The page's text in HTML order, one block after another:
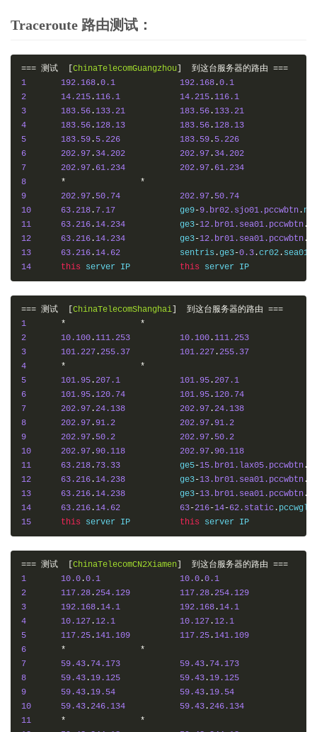
Traceroute 路由测试：
=== 测试 ChinaTelecomGuangzhou 到这台服务器的路由 ===
1
192.168 .0.1 192.168 .0.1
2
14.215 . 116.1 14.215 . 116.1
3
183.56 . 133.21 183.56 . 133.21
4
183.56 . 128.13 183.56 . 128.13
5
183.59 . 5.226 183.59 . 5.226
6
202.97 . 34.202 202.97 . 34.202
7
202.97 . 61.234 202.97 . 61.234
8
*
*
9
202.97 . 50.74 202.97 . 50.74
10
63.218 . 7.17
     	ge9
-9.br02.sjo01.pccwbtn .
11
63.216 . 14.234
   	ge3
-12.br01.sea01.pccwbtn .
12
63.216 . 14.234
   	ge3
-12.br01.sea01.pccwbtn .
13
63.216 . 14.62
    	sentris
.ge3-0.3 .cr02 . sea01
14
this this
=== 测试 ChinaTelecomShanghai 到这台服务器的路由 ===
1
*
*
2
10.100 . 111.253 10.100 . 111.253
3
101.227 .255.37 101.227 .255.37
4
*
*
5
101.95 .207.1 101.95 .207.1
6
101.95 . 120.74 101.95 . 120.74
7
202.97 .24.138 202.97 .24.138
8
202.97 .91.2 202.97 .91.2
9
202.97 . 50.2 202.97 . 50.2
10
202.97 .90.118 202.97 .90.118
11
63.218 . 73.33
    	ge5
-15.br01.lax05.pccwbtn .
12
63.216 . 14.238
   	ge3
-13.br01.sea01.pccwbtn .
13
63.216 . 14.238
   	ge3
-13.br01.sea01.pccwbtn .
14
63.216 . 14.62 63-216-14-62.static .
15
this this
=== 测试 ChinaTelecomCN2Xiamen 到这台服务器的路由 ===
1
10.0 .0.1 10.0 .0.1
2
117.28 .254.129 117.28 .254.129
3
192.168 . 14.1 192.168 . 14.1
4
10.127 . 12.1 10.127 . 12.1
5
117.25 . 141.109 117.25 . 141.109
6
*
*
7
59.43 . 74.173 59.43 . 74.173
8
59.43 . 19.125 59.43 . 19.125
9
59.43 . 19.54 59.43 . 19.54
10
59.43 .246.134 59.43 .246.134
11
*
*